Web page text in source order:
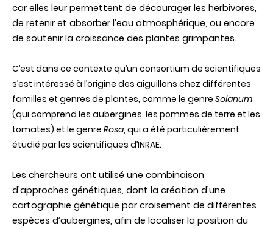
car elles leur permettent de décourager les herbivores,
de retenir et absorber l’eau atmosphérique, ou encore
de soutenir la croissance des plantes grimpantes.
C’est dans ce contexte qu’un consortium de scientifiques
s’est intéressé à l’origine des aiguillons chez différentes
familles et genres de plantes, comme le genre Solanum
(qui comprend les aubergines, les pommes de terre et les
tomates) et le genre Rosa, qui a été particulièrement
étudié par les scientifiques d’INRAE.
Les chercheurs ont utilisé une combinaison
d’approches génétiques, dont la création d’une
cartographie génétique par croisement de différentes
espèces d’aubergines, afin de localiser la position du